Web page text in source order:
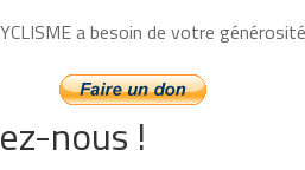
a besoin de votre
nous !